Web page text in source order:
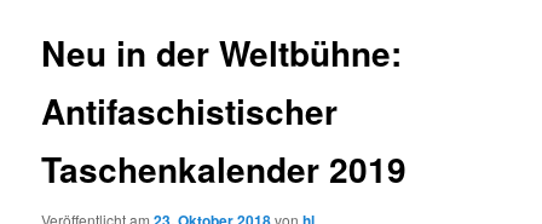
Neu in der Weltbühne:
Antifaschistischer
Taschenkalender 2019
Veröffentlicht am von